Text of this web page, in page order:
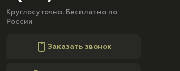
Круглосуточно. Бесплатно по
России
Заказать звонок